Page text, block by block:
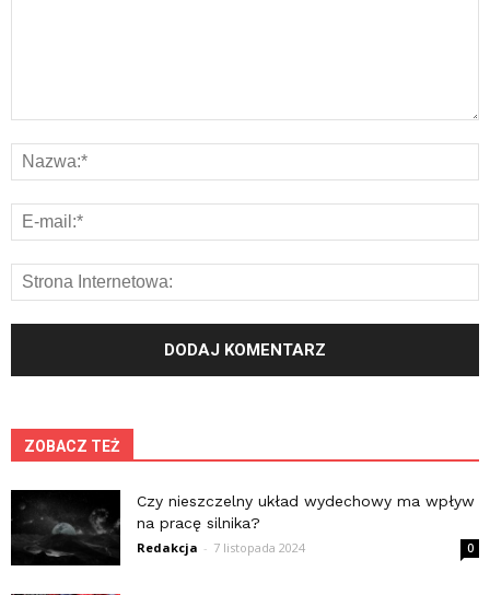
ZOBACZ TEŻ
Czy nieszczelny układ wydechowy ma wpływ
na pracę silnika?
Redakcja - 7 listopada 2024 0